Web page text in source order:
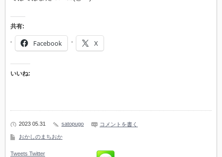
共有:
Facebook X
いいね:
2023 05.31 satopugo コメントを書く
おかしのまちおか
Tweets Twitter